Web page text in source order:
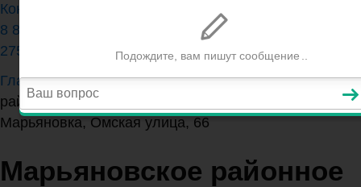
Контакты
8 800 350-84-13 (доб.
275)
Главная>Омская область>Марьяновское
районное отделение судебных приставов —
Марьяновка, Омская улица, 66
Марьяновское районное